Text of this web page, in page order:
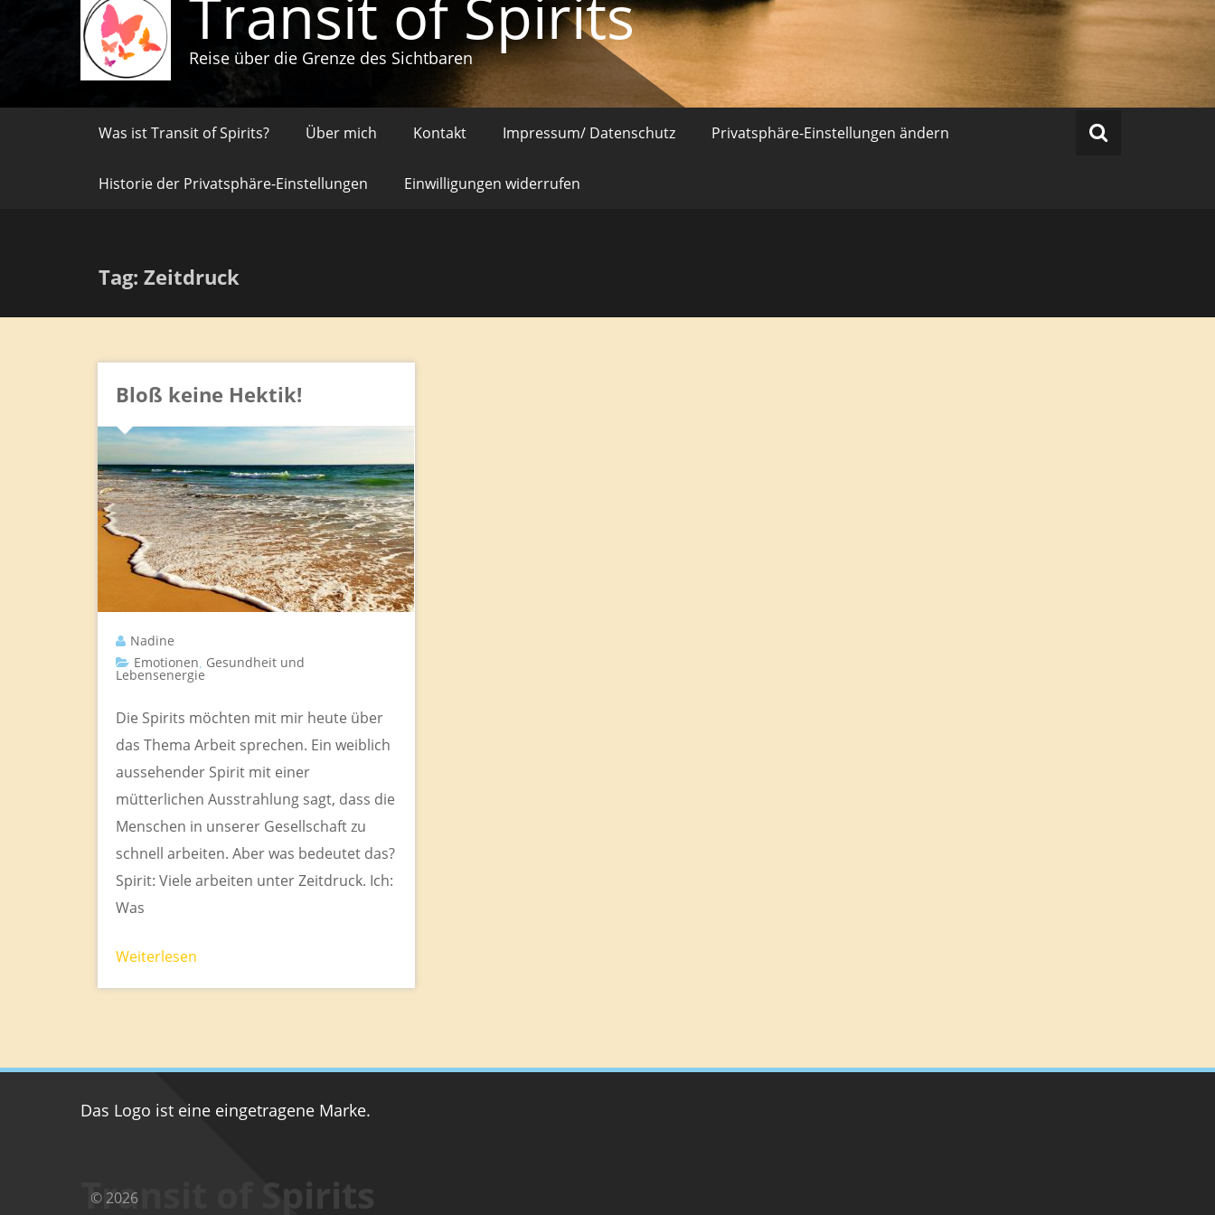
Transit of Spirits
Reise über die Grenze des Sichtbaren
Was ist Transit of Spirits? Über mich Kontakt Impressum/ Datenschutz Privatsphäre-Einstellungen ändern
Historie der Privatsphäre-Einstellungen Einwilligungen widerrufen
Tag: Zeitdruck
Bloß keine Hektik!
Nadine
Emotionen Gesundheit und
Lebensenergie
Die Spirits möchten mit mir heute über
das Thema Arbeit sprechen. Ein weiblich
aussehender Spirit mit einer
mütterlichen Ausstrahlung sagt, dass die
Menschen in unserer Gesellschaft zu
schnell arbeiten. Aber was bedeutet das?
Spirit: Viele arbeiten unter Zeitdruck. Ich:
Was
Weiterlesen
Das Logo ist eine eingetragene Marke.
Transit of Spirits
© 2026